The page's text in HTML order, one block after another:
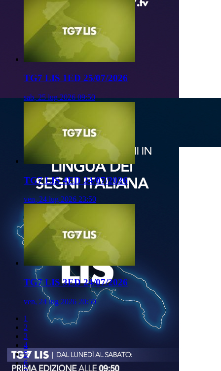
TG7 LIS 1ED 25/07/2026
sab, 25 lug 2026 09:50
TG7 LIS 4ED 24/07/2026
ven, 24 lug 2026 23:50
TG7 LIS 3ED 24/07/2026
ven, 24 lug 2026 20:50
1
2
3
4
5
6